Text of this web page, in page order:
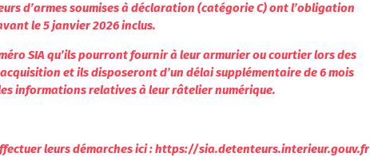
d’armes soumises à déclaration (catégorie C) ont l’obligation
le 5 janvier 2026 inclus.
SIA qu’ils pourront fournir à leur armurier ou courtier lors des
et ils disposeront d’un délai supplémentaire de 6 mois
informations relatives à leur râtelier numérique.
leurs démarches ici : https://sia.detenteurs.interieur.gouv.fr